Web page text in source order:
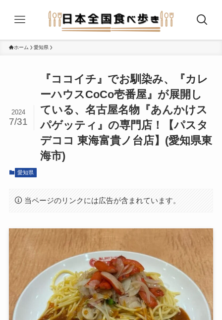
ホーム 愛知県
『ココイチ』でお馴染み、『カレ
ーハウスCoCo壱番屋』が展開し
ている、名古屋名物『あんかけス
パゲッティ』の専門店！【パスタ
デココ 東海富貴ノ台店】(愛知県東
海市)
2024
7/31
愛知県
当ページのリンクには広告が含まれています。